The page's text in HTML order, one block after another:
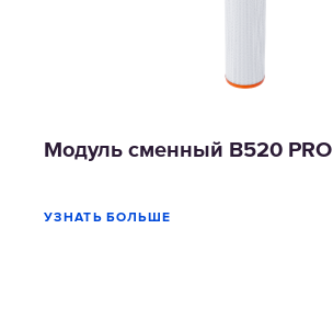
Модуль сменный В520 PRO
УЗНАТЬ БОЛЬШЕ